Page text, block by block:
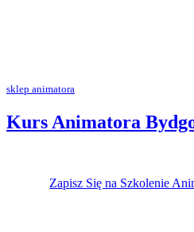
sklep animatora
Kurs Animatora
Zapisz Się na Szkolenie